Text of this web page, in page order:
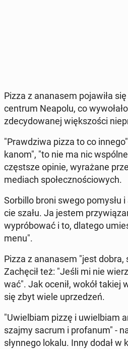
Pizza z ana­na­sem po­ja­wi­ła
centrum Neapolu, co
zde­cy­do­wa­nej więk­szo­ści
"Praw­dzi­wa pizza to co
ka­nom", "to nie ma nic
częst­sze opinie, wy­ra­ża­ne
mediach spo­łecz­no­ścio­wych.
Sor­bil­lo broni swego pomysłu
cie szału. Ja jestem
wy­pró­bo­wać i to, dlatego
menu".
Pizza z ana­na­sem "jest dobra,
Za­chę­cił też: "Jeśli mi nie
wać". Jak ocenił, wokół takiej
się zbyt wiele uprze­dzeń.
"Uwiel­biam pizzę i uwiel­biam
szaj­my sacrum i pro­fa­num" -
słyn­ne­go lokalu. Inny dodał